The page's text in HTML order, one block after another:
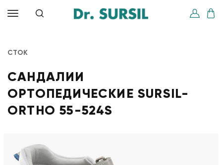
СТОК
САНДАЛИИ
ОРТОПЕДИЧЕСКИЕ SURSIL-
ORTHO 55-524S